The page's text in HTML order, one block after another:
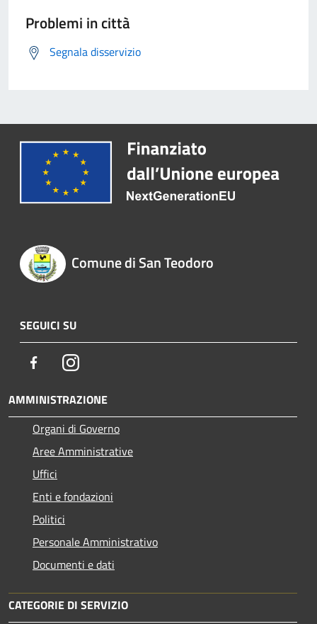
Problemi in città
Segnala disservizio
Comune di San Teodoro
SEGUICI SU
FacebookInstagram
AMMINISTRAZIONE
Organi di Governo
Aree Amministrative
Uffici
Enti e fondazioni
Politici
Personale Amministrativo
Documenti e dati
CATEGORIE DI SERVIZIO